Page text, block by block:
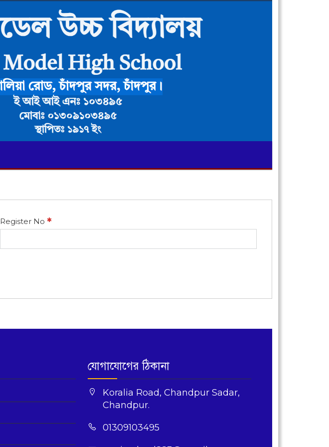
Register No *
যোগাযোগের ঠিকানা
Koralia Road, Chandpur Sadar,
Chandpur.
01309103495